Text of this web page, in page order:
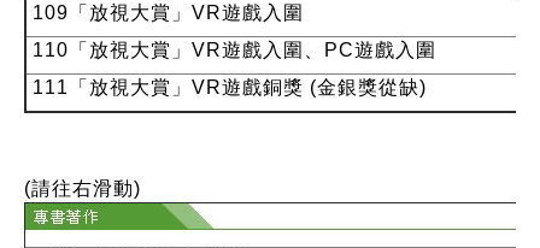
109「放視大賞」VR遊戲入圍
110「放視大賞」VR遊戲入圍、PC遊戲入圍
111「放視大賞」VR遊戲銅獎 (金銀獎從缺)
(請往右滑動)